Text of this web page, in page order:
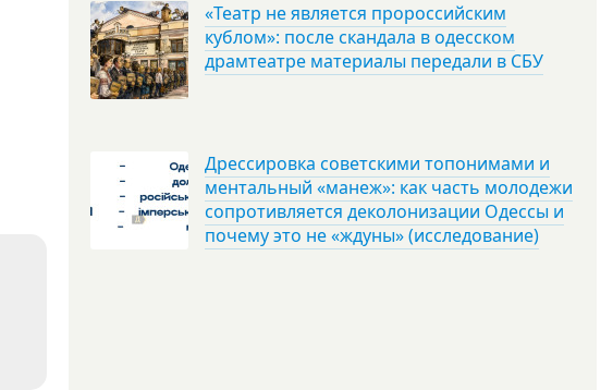
«Театр не является пророссийским
кублом»: после скандала в одесском
драмтеатре материалы передали в СБУ
Дрессировка советскими топонимами и
ментальный «манеж»: как часть молодежи
сопротивляется деколонизации Одессы и
почему это не «ждуны» (исследование)